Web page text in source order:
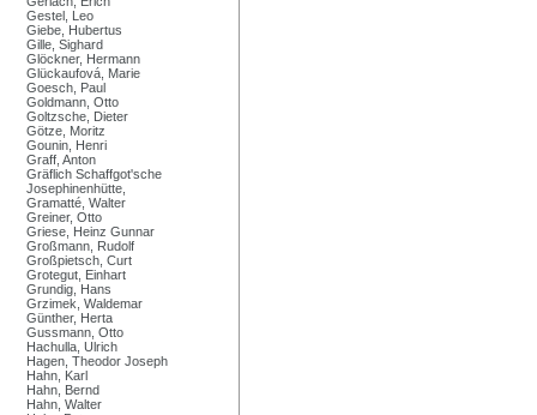
Gestel, Leo
Giebe, Hubertus
Gille, Sighard
Glöckner, Hermann
Glückaufová, Marie
Goesch, Paul
Goldmann, Otto
Goltzsche, Dieter
Götze, Moritz
Gounin, Henri
Graff, Anton
Gräflich Schaffgot'sche
Josephinenhütte,
Gramatté, Walter
Greiner, Otto
Griese, Heinz Gunnar
Großmann, Rudolf
Großpietsch, Curt
Grotegut, Einhart
Grundig, Hans
Grzimek, Waldemar
Günther, Herta
Gussmann, Otto
Hachulla, Ulrich
Hagen, Theodor Joseph
Hahn, Karl
Hahn, Bernd
Hahn, Walter